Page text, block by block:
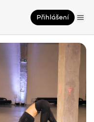
Přihlášení